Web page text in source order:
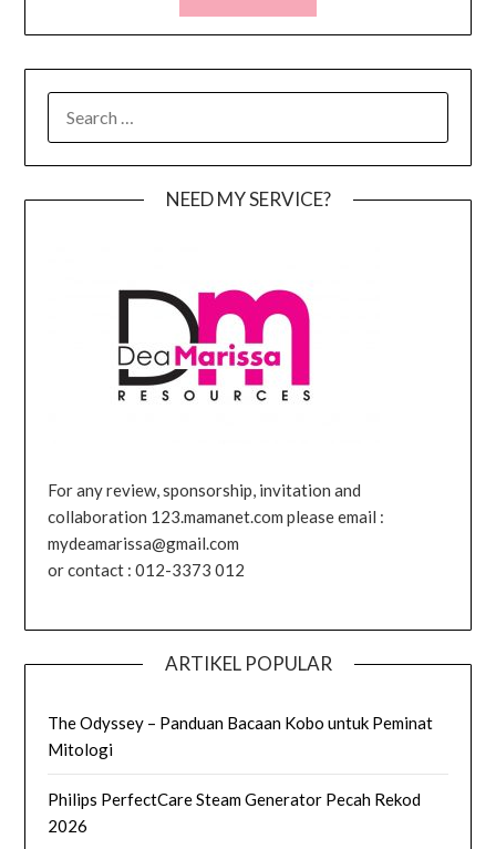
FOR:
NEED MY SERVICE?
For any review, sponsorship, invitation and
collaboration 123.mamanet.com please email :
mydeamarissa@gmail.com
or contact : 012-3373 012
ARTIKEL POPULAR
The Odyssey – Panduan Bacaan Kobo untuk Peminat
Mitologi
Philips PerfectCare Steam Generator Pecah Rekod
2026